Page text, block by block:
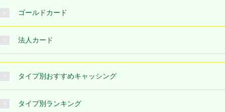
ゴールドカード
法人カード
タイプ別おすすめキャッシング
タイプ別ランキング